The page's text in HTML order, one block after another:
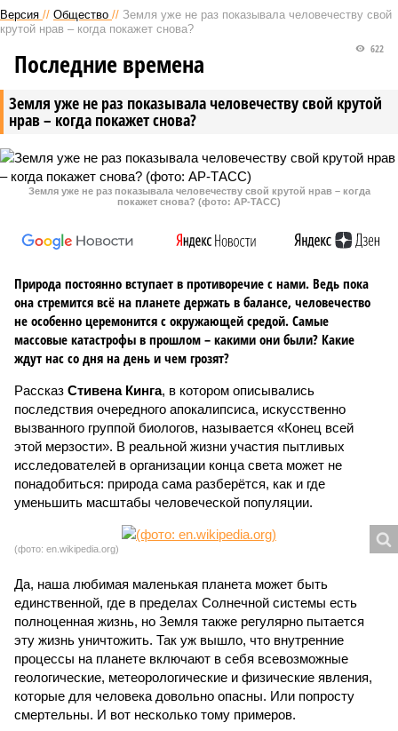
Версия // Общество // Земля уже не раз показывала человечеству свой
крутой нрав – когда покажет снова?
Земля уже не раз показывала человечеству свой крутой
нрав – когда покажет снова?
622
Последние времена
Земля уже не раз показывала человечеству свой крутой нрав – когда
покажет снова? (фото: АР-ТАСС)
Природа постоянно вступает в противоречие с нами. Ведь пока
она стремится всё на планете держать в балансе, человечество
не особенно церемонится с окружающей средой. Самые
массовые катастрофы в прошлом – какими они были? Какие
ждут нас со дня на день и чем грозят?
Рассказ Стивена Кинга, в котором описывались
последствия очередного апокалипсиса, искусственно
вызванного группой биологов, называется «Конец всей
этой мерзости». В реальной жизни участия пытливых
исследователей в организации конца света может не
понадобиться: природа сама разберётся, как и где
уменьшить масштабы человеческой популяции.
(фото: en.wikipedia.org)
Да, наша любимая маленькая планета может быть
единственной, где в пределах Солнечной системы есть
полноценная жизнь, но Земля также регулярно пытается
эту жизнь уничтожить. Так уж вышло, что внутренние
процессы на планете включают в себя всевозможные
геологические, метеорологические и физические явления,
которые для человека довольно опасны. Или попросту
смертельны. И вот несколько тому примеров.